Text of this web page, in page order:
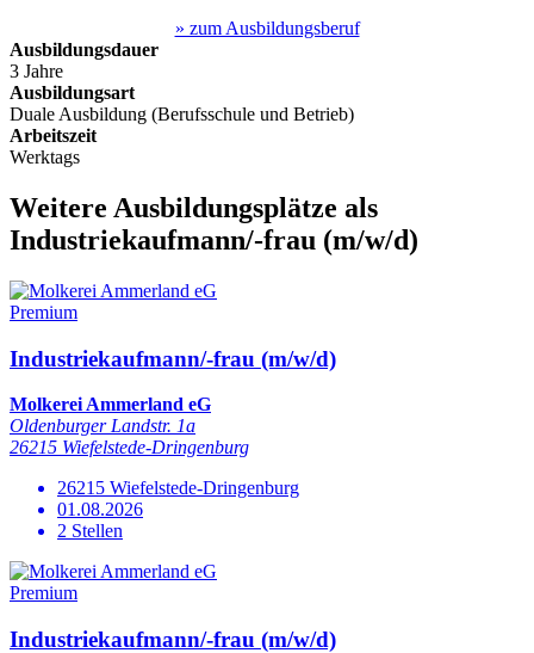
» zum Ausbildungsberuf
Ausbildungsdauer
3 Jahre
Ausbildungsart
Duale Ausbildung (Berufsschule und Betrieb)
Arbeitszeit
Werktags
Weitere Ausbildungsplätze als
Industriekaufmann/-frau (m/w/d)
Premium
Industriekaufmann/-frau (m/w/d)
Molkerei Ammerland eG
Oldenburger Landstr. 1a
26215 Wiefelstede-Dringenburg
26215 Wiefelstede-Dringenburg
01.08.2026
2 Stellen
Premium
Industriekaufmann/-frau (m/w/d)